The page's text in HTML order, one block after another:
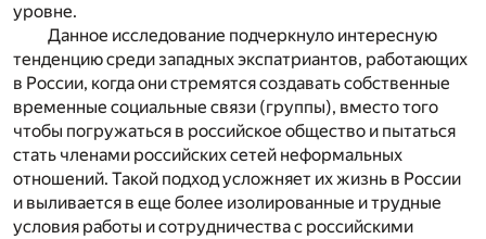
уровне.
Данное исследование подчеркнуло интересную
тенденцию среди западных экспатриантов, работающих
в России, когда они стремятся создавать собственные
временные социальные связи (группы), вместо того
чтобы погружаться в российское общество и пытаться
стать членами российских сетей неформальных
отношений. Такой подход усложняет их жизнь в России
и выливается в еще более изолированные и трудные
условия работы и сотрудничества с российскими